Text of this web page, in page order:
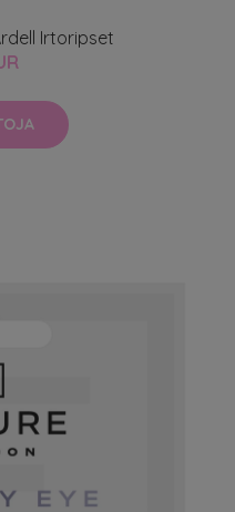
Irtoripset